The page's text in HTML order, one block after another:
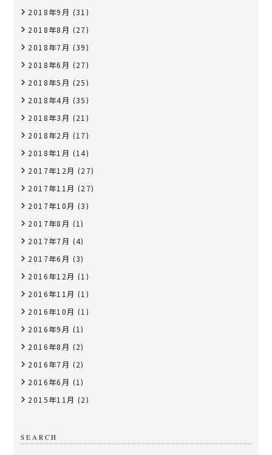
2018年9月 (31)
2018年8月 (27)
2018年7月 (39)
2018年6月 (27)
2018年5月 (25)
2018年4月 (35)
2018年3月 (21)
2018年2月 (17)
2018年1月 (14)
2017年12月 (27)
2017年11月 (27)
2017年10月 (3)
2017年8月 (1)
2017年7月 (4)
2017年6月 (3)
2016年12月 (1)
2016年11月 (1)
2016年10月 (1)
2016年9月 (1)
2016年8月 (2)
2016年7月 (2)
2016年6月 (1)
2015年11月 (2)
SEARCH